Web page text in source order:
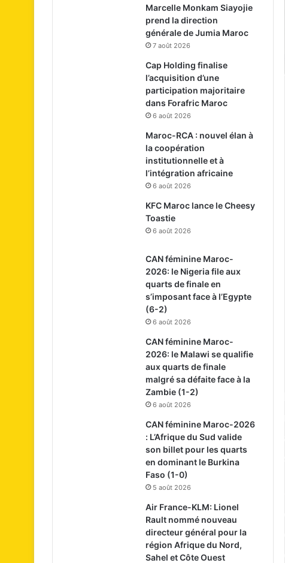
Marcelle Monkam Siayojie
prend la direction
générale de Jumia Maroc
7 août 2026
Cap Holding finalise
l’acquisition d’une
participation majoritaire
dans Forafric Maroc
6 août 2026
Maroc-RCA : nouvel élan à
la coopération
institutionnelle et à
l’intégration africaine
6 août 2026
KFC Maroc lance le Cheesy
Toastie
6 août 2026
CAN féminine Maroc-
2026: le Nigeria file aux
quarts de finale en
s’imposant face à l’Egypte
(6-2)
6 août 2026
CAN féminine Maroc-
2026: le Malawi se qualifie
aux quarts de finale
malgré sa défaite face à la
Zambie (1-2)
6 août 2026
CAN féminine Maroc-2026
: L’Afrique du Sud valide
son billet pour les quarts
en dominant le Burkina
Faso (1-0)
5 août 2026
Air France-KLM: Lionel
Rault nommé nouveau
directeur général pour la
région Afrique du Nord,
Sahel et Côte Ouest